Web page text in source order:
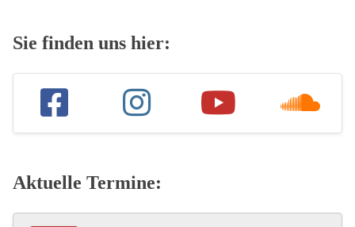
Sie finden uns hier:
Aktuelle Termine: